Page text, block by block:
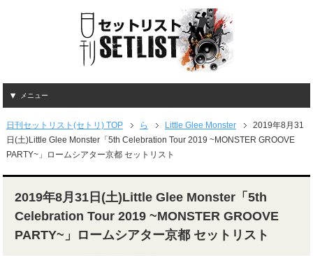
メニュー
日刊セットリスト(セトリ) TOP ら Little Glee Monster
2019年8月31
日(土)Little Glee Monster「5th Celebration Tour 2019 ~MONSTER GROOVE
PARTY~」ロームシアター京都 セットリスト
2019年8月31日(土)Little Glee Monster「5th
Celebration Tour 2019 ~MONSTER GROOVE
PARTY~」ロームシアター京都 セットリスト